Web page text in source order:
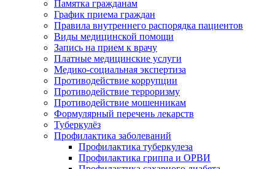
Памятка гражданам
График приема граждан
Правила внутреннего распорядка пациентов
Виды медицинской помощи
Запись на прием к врачу
Платные медицинские услуги
Медико-социальная экспертиза
Противодействие коррупции
Противодействие терроризму
Противодействие мошенникам
Формулярный перечень лекарств
Туберкулёз
Профилактика заболеваний
Профилактика туберкулеза
Профилактика гриппа и ОРВИ